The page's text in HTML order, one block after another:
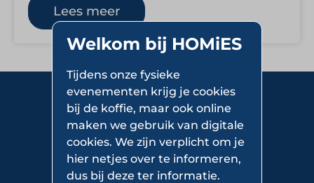
had ze geen idee dat haar fictieve concept…
Lees meer
Over HOMiES
Welkom bij HOMiES
Tijdens onze fysieke
evenementen krijg je cookies
bij de koffie, maar ook online
maken we gebruik van digitale
cookies. We zijn verplicht om je
hier netjes over te informeren,
dus bij deze ter informatie.